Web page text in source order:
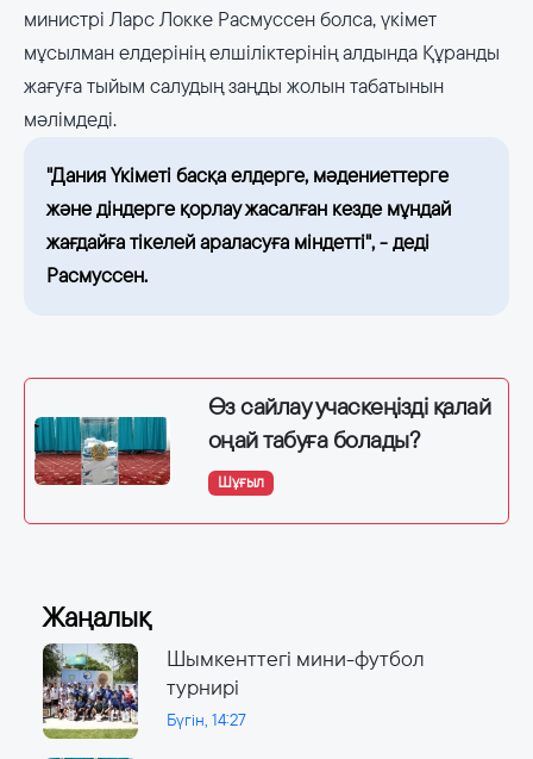
министрі Ларс Локке Расмуссен болса, үкімет
мұсылман елдерінің елшіліктерінің алдында Құранды
жағуға тыйым салудың заңды жолын табатынын
мәлімдеді.
"Дания Үкіметі басқа елдерге, мәдениеттерге
және діндерге қорлау жасалған кезде мұндай
жағдайға тікелей араласуға міндетті", - деді
Расмуссен.
Өз сайлау учаскеңізді қалай
оңай табуға болады?
Шұғыл
Жаңалық
Шымкенттегі мини-футбол
турнирі
Бүгін, 14:27